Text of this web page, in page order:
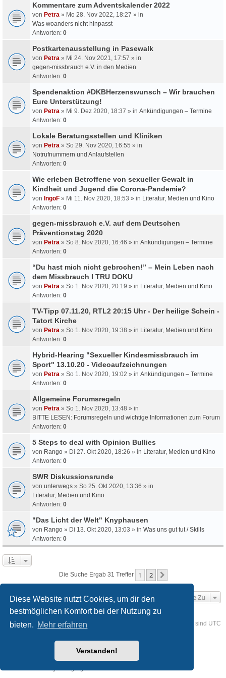
Diese Website nutzt Cookies, um dir den
bestmöglichen Komfort bei der Nutzung zu
bieten. Mehr erfahren
Verstanden!
Kommentare zum Adventskalender 2022
von Petra » Mo 28. Nov 2022, 18:27 » in
Was woanders nicht hinpasst
Antworten: 0
Postkartenausstellung in Pasewalk
von Petra » Mi 24. Nov 2021, 17:57 » in
gegen-missbrauch e.V. in den Medien
Antworten: 0
Spendenaktion #DKBHerzenswunsch – Wir brauchen
Eure Unterstützung!
von Petra » Mi 9. Dez 2020, 18:37 » in Ankündigungen – Termine
Antworten: 0
Lokale Beratungsstellen und Kliniken
von Petra » So 29. Nov 2020, 16:55 » in
Notrufnummern und Anlaufstellen
Antworten: 0
Wie erleben Betroffene von sexueller Gewalt in
Kindheit und Jugend die Corona-Pandemie?
von IngoF » Mi 11. Nov 2020, 18:53 » in Literatur, Medien und Kino
Antworten: 0
gegen-missbrauch e.V. auf dem Deutschen
Präventionstag 2020
von Petra » So 8. Nov 2020, 16:46 » in Ankündigungen – Termine
Antworten: 0
“Du hast mich nicht gebrochen!” – Mein Leben nach
dem Missbrauch I TRU DOKU
von Petra » So 1. Nov 2020, 20:19 » in Literatur, Medien und Kino
Antworten: 0
TV-Tipp 07.11.20, RTL2 20:15 Uhr - Der heilige Schein -
Tatort Kirche
von Petra » So 1. Nov 2020, 19:38 » in Literatur, Medien und Kino
Antworten: 0
Hybrid-Hearing "Sexueller Kindesmissbrauch im
Sport" 13.10.20 - Videoaufzeichnungen
von Petra » So 1. Nov 2020, 19:02 » in Ankündigungen – Termine
Antworten: 0
Allgemeine Forumsregeln
von Petra » So 1. Nov 2020, 13:48 » in
BITTE LESEN: Forumsregeln und wichtige Informationen zum Forum
Antworten: 0
5 Steps to deal with Opinion Bullies
von Rango » Di 27. Okt 2020, 18:26 » in Literatur, Medien und Kino
Antworten: 0
SWR Diskussionsrunde
von unterwegs » So 25. Okt 2020, 13:36 » in
Literatur, Medien und Kino
Antworten: 0
"Das Licht der Welt" Knyphausen
von Rango » Di 13. Okt 2020, 13:03 » in Was uns gut tut / Skills
Antworten: 0
Die Suche Ergab 31 Treffer 1 2
Gehe Zu
Foren-Übersicht Kontakt Alle Zeiten sind UTC
® Forum Software © phpBB Limited
phpBB.de
created by INVENTEA & v12mike